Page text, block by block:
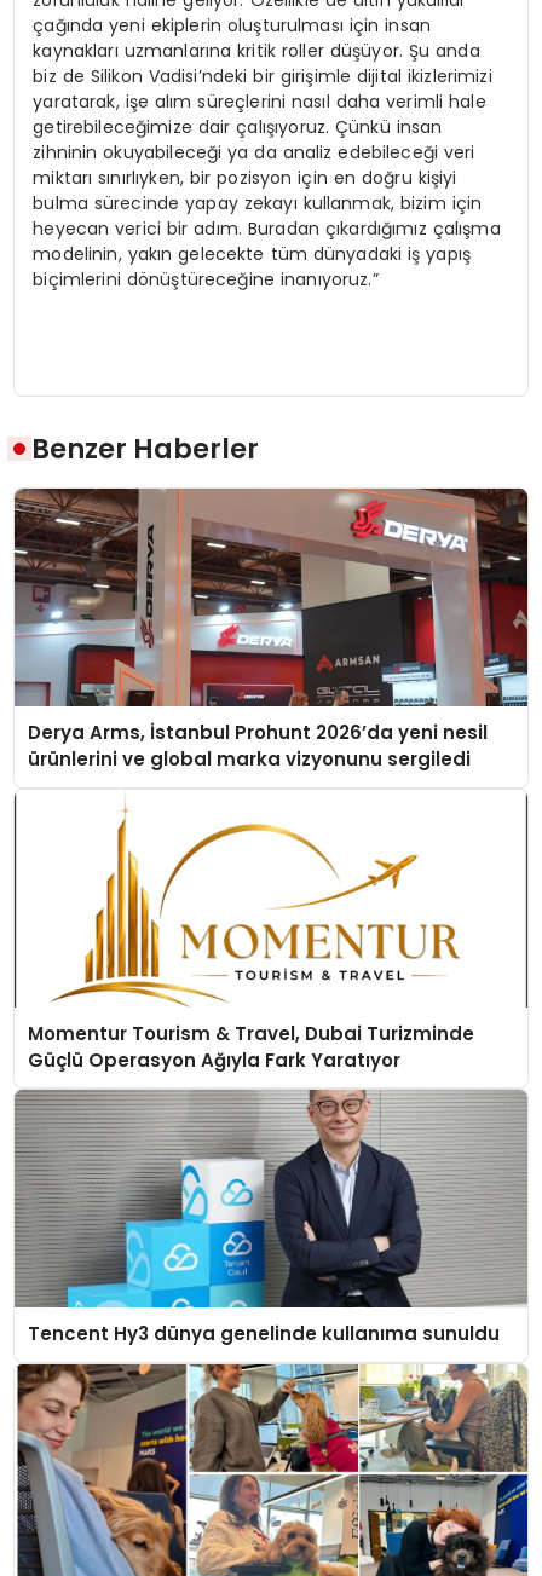
çağında yeni ekiplerin oluşturulması için insan
kaynakları uzmanlarına kritik roller düşüyor. Şu anda
biz de Silikon Vadisi’ndeki bir girişimle dijital ikizlerimizi
yaratarak, işe alım süreçlerini nasıl daha verimli hale
getirebileceğimize dair çalışıyoruz. Çünkü insan
zihninin okuyabileceği ya da analiz edebileceği veri
miktarı sınırlıyken, bir pozisyon için en doğru kişiyi
bulma sürecinde yapay zekayı kullanmak, bizim için
heyecan verici bir adım. Buradan çıkardığımız çalışma
modelinin, yakın gelecekte tüm dünyadaki iş yapış
biçimlerini dönüştüreceğine inanıyoruz.”
Benzer Haberler
Derya Arms, İstanbul Prohunt 2026’da yeni nesil
ürünlerini ve global marka vizyonunu sergiledi
Momentur Tourism & Travel, Dubai Turizminde
Güçlü Operasyon Ağıyla Fark Yaratıyor
Tencent Hy3 dünya genelinde kullanıma sunuldu